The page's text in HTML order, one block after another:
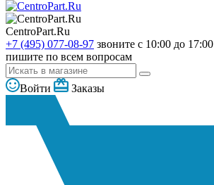
CentroPart.Ru
+7 (495) 077-08-97 звоните с 10:00 до 17:00
пишите по всем вопросам
Войти Заказы